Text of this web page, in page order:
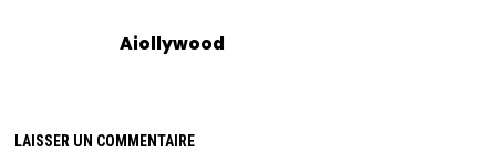
Aiollywood
LAISSER UN COMMENTAIRE